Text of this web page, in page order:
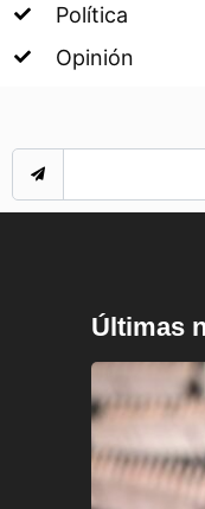
Política
Opinión
Últimas